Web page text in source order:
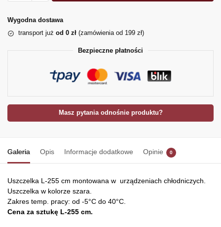
Wygodna dostawa
transport już od 0 zł (zamówienia od 199 zł)
Bezpieczne płatności
Masz pytania odnośnie produktu?
Galeria Opis Informacje dodatkowe Opinie 0
Uszczelka L-255 cm montowana w urządzeniach chłodniczych.
Uszczelka w kolorze szara.
Zakres temp. pracy: od -5°C do 40°C.
Cena za sztukę L-255 cm.